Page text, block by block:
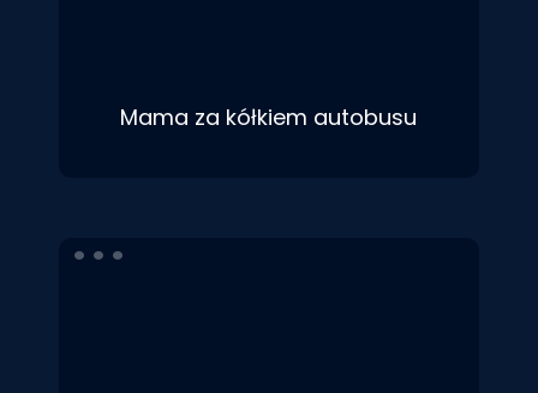
Mama za kółkiem autobusu